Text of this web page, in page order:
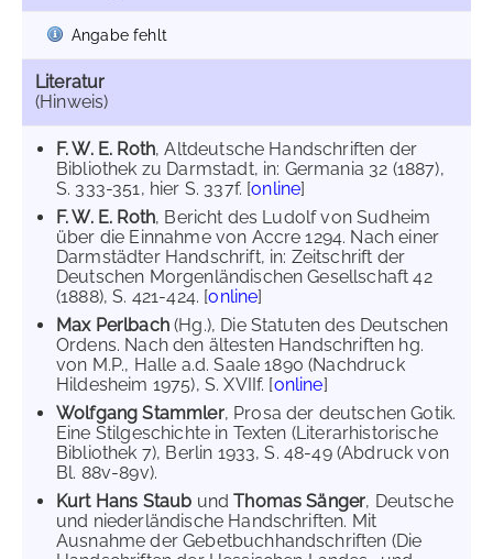
Angabe fehlt
Literatur
(Hinweis)
F. W. E. Roth, Altdeutsche Handschriften der
Bibliothek zu Darmstadt, in: Germania 32 (1887),
S. 333-351, hier S. 337f. [online]
F. W. E. Roth, Bericht des Ludolf von Sudheim
über die Einnahme von Accre 1294. Nach einer
Darmstädter Handschrift, in: Zeitschrift der
Deutschen Morgenländischen Gesellschaft 42
(1888), S. 421-424. [online]
Max Perlbach(Hg.), Die Statuten des Deutschen
Ordens. Nach den ältesten Handschriften hg.
von M.P., Halle a.d. Saale 1890 (Nachdruck
Hildesheim 1975), S. XVIIf. [online]
Wolfgang Stammler, Prosa der deutschen Gotik.
Eine Stilgeschichte in Texten (Literarhistorische
Bibliothek 7), Berlin 1933, S. 48-49 (Abdruck von
Bl. 88v-89v).
Kurt Hans Staub undThomas Sänger, Deutsche
und niederländische Handschriften. Mit
Ausnahme der Gebetbuchhandschriften (Die